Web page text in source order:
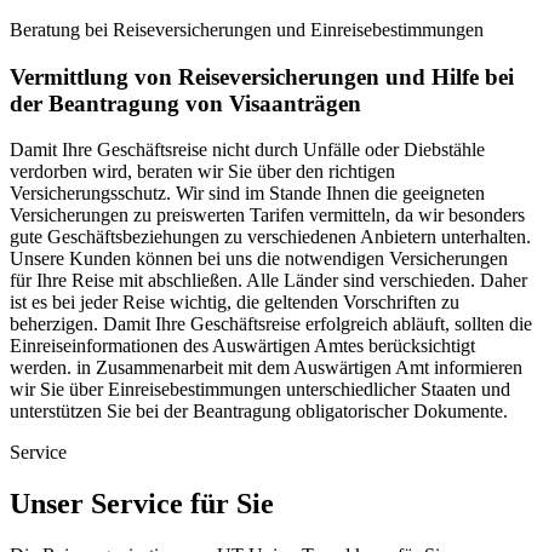
Beratung bei Reiseversicherungen und Einreisebestimmungen
Vermittlung von Reiseversicherungen und Hilfe bei
der Beantragung von Visaanträgen
Damit Ihre Geschäftsreise nicht durch Unfälle oder Diebstähle
verdorben wird, beraten wir Sie über den richtigen
Versicherungsschutz. Wir sind im Stande Ihnen die geeigneten
Versicherungen zu preiswerten Tarifen vermitteln, da wir besonders
gute Geschäftsbeziehungen zu verschiedenen Anbietern unterhalten.
Unsere Kunden können bei uns die notwendigen Versicherungen
für Ihre Reise mit abschließen. Alle Länder sind verschieden. Daher
ist es bei jeder Reise wichtig, die geltenden Vorschriften zu
beherzigen. Damit Ihre Geschäftsreise erfolgreich abläuft, sollten die
Einreiseinformationen des Auswärtigen Amtes berücksichtigt
werden. in Zusammenarbeit mit dem Auswärtigen Amt informieren
wir Sie über Einreisebestimmungen unterschiedlicher Staaten und
unterstützen Sie bei der Beantragung obligatorischer Dokumente.
Service
Unser Service für Sie